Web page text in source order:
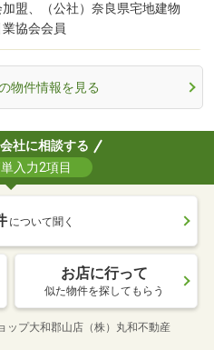
盟、（公社）奈良県宅地建物
協会会員
物件情報を見る
社に相談する
入力2項目
について聞く
お店に行って
似た物件を探してもらう
ップ大和郡山店（株）丸和不動産